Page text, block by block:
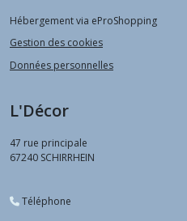
Hébergement via eProShopping
Gestion des cookies
Données personnelles
L'Décor
47 rue principale
67240 SCHIRRHEIN
Téléphone